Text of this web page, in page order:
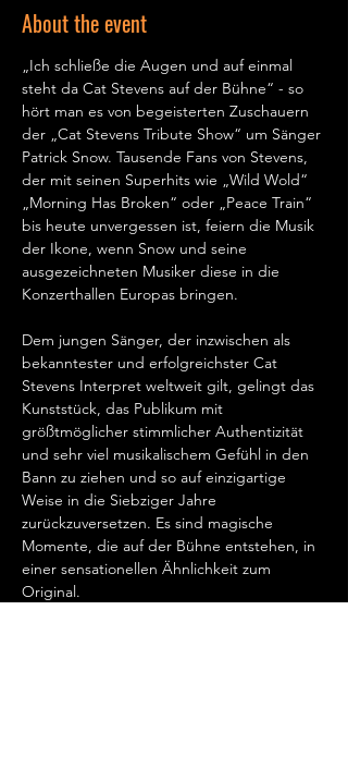
About the event
„Ich schließe die Augen und auf einmal
steht da Cat Stevens auf der Bühne“ - so
hört man es von begeisterten Zuschauern
der „Cat Stevens Tribute Show“ um Sänger
Patrick Snow. Tausende Fans von Stevens,
der mit seinen Superhits wie „Wild Wold“
„Morning Has Broken“ oder „Peace Train“
bis heute unvergessen ist, feiern die Musik
der Ikone, wenn Snow und seine
ausgezeichneten Musiker diese in die
Konzerthallen Europas bringen.
Dem jungen Sänger, der inzwischen als
bekanntester und erfolgreichster Cat
Stevens Interpret weltweit gilt, gelingt das
Kunststück, das Publikum mit
größtmöglicher stimmlicher Authentizität
und sehr viel musikalischem Gefühl in den
Bann zu ziehen und so auf einzigartige
Weise in die Siebziger Jahre
zurückzuversetzen. Es sind magische
Momente, die auf der Bühne entstehen, in
einer sensationellen Ähnlichkeit zum
Original.